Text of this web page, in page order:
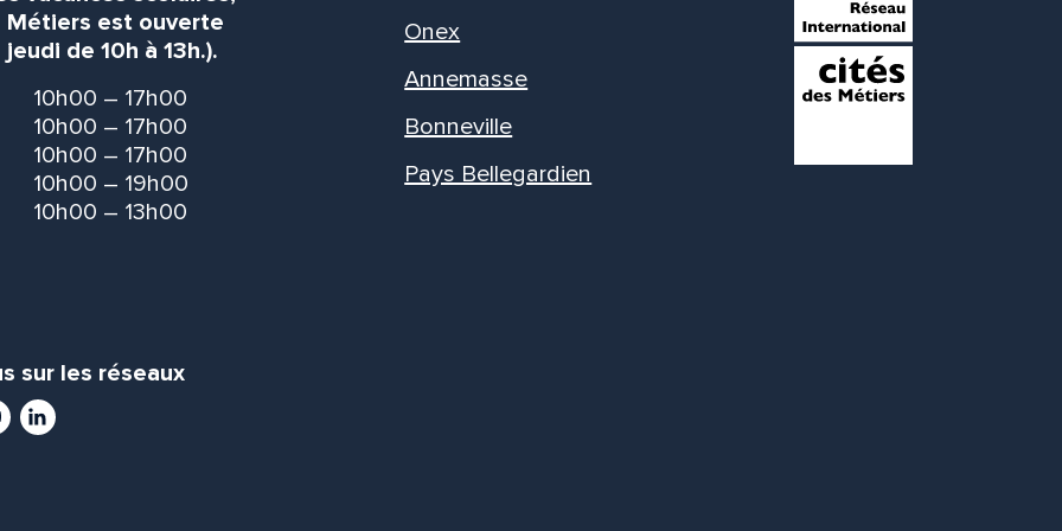
Métiers est ouverte
de 10h à 13h.).
10h00 – 17h00
10h00 – 17h00
10h00 – 17h00
10h00 – 19h00
10h00 – 13h00
sur les réseaux
LinkedIn
Onex
Annemasse
Bonneville
Pays Bellegardien